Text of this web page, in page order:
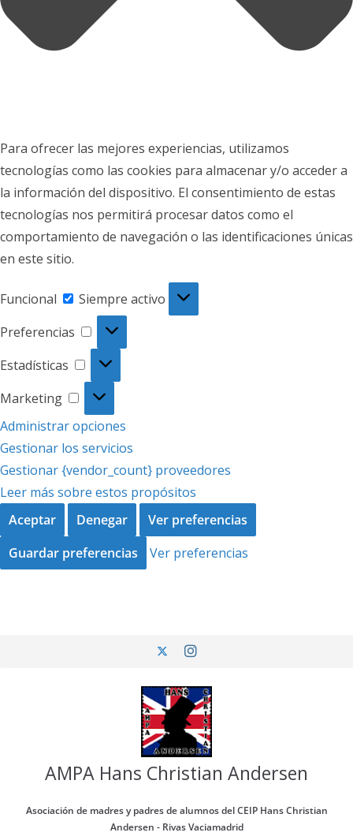
Para ofrecer las mejores experiencias, utilizamos
tecnologías como las cookies para almacenar y/o acceder a
la información del dispositivo. El consentimiento de estas
tecnologías nos permitirá procesar datos como el
comportamiento de navegación o las identificaciones únicas
en este sitio.
Funcional Funcional
Siempre activo
Preferencias
Preferencias
Estadísticas Estadísticas
Marketing
Marketing
Administrar opciones
Gestionar los servicios
Gestionar {vendor_count} proveedores
Leer más sobre estos propósitos
Aceptar
Denegar
Ver preferencias
Guardar preferencias
Ver preferencias
AMPA Hans Christian Andersen
Asociación de madres y padres de alumnos del CEIP Hans Christian
Andersen - Rivas Vaciamadrid